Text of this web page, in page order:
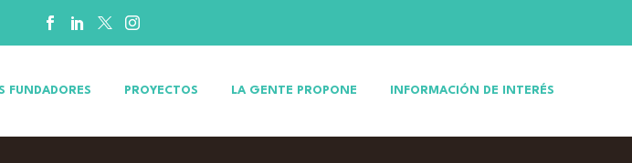
FUNDADORES PROYECTOS LA GENTE PROPONE INFORMACIÓN DE INTERÉS